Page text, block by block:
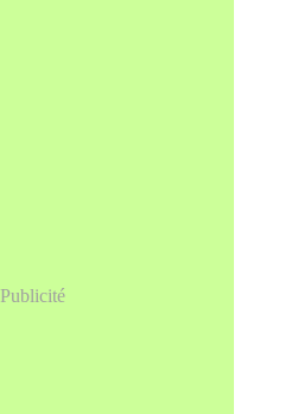
Publicité